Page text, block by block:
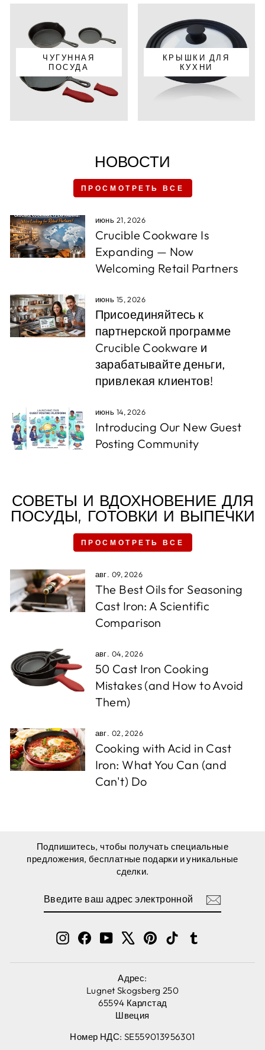
ЧУГУННАЯ
ПОСУДА
КРЫШКИ ДЛЯ
КУХНИ
НОВОСТИ
ПРОСМОТРЕТЬ ВСЕ
июнь 21, 2026
Crucible Cookware Is
Expanding — Now
Welcoming Retail Partners
июнь 15, 2026
Присоединяйтесь к
партнерской программе
Crucible Cookware и
зарабатывайте деньги,
привлекая клиентов!
июнь 14, 2026
Introducing Our New Guest
Posting Community
СОВЕТЫ И ВДОХНОВЕНИЕ ДЛЯ
ПОСУДЫ, ГОТОВКИ И ВЫПЕЧКИ
ПРОСМОТРЕТЬ ВСЕ
авг. 09, 2026
The Best Oils for Seasoning
Cast Iron: A Scientific
Comparison
авг. 04, 2026
50 Cast Iron Cooking
Mistakes (and How to Avoid
Them)
авг. 02, 2026
Cooking with Acid in Cast
Iron: What You Can (and
Can't) Do
Подпишитесь, чтобы получать специальные
предложения, бесплатные подарки и уникальные
сделки.
АДРЕС
InstagramFacebook
YouTube Pinterest
TikTok
Адрес:
Lugnet Skogsberg 250
65594 Карлстад
Швеция
Номер НДС: SE559013956301